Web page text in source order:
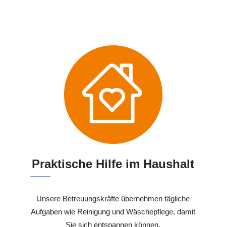
Praktische Hilfe im Haushalt
Unsere Betreuungskräfte übernehmen tägliche
Aufgaben wie Reinigung und Wäschepflege, damit
Sie sich entspannen können.